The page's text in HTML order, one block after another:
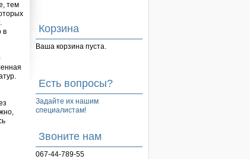
тем
в
Корзина
Ваша корзина пуста.
Есть вопросы?
Задайте их нашим
специалистам!
Звоните нам
067-44-789-55